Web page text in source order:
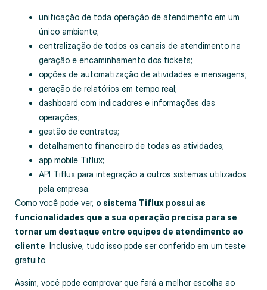
unificação de toda operação de atendimento em um
único ambiente;
centralização de todos os canais de atendimento na
geração e encaminhamento dos tickets;
opções de automatização de atividades e mensagens;
geração de relatórios em tempo real;
dashboard com indicadores e informações das
operações;
gestão de contratos;
detalhamento financeiro de todas as atividades;
app mobile Tiflux;
API Tiflux para integração a outros sistemas utilizados
pela empresa.
Como você pode ver, o sistema Tiflux possui as
funcionalidades que a sua operação precisa para se
tornar um destaque entre equipes de atendimento ao
cliente. Inclusive, tudo isso pode ser conferido em um teste
gratuito.
Assim, você pode comprovar que fará a melhor escolha ao